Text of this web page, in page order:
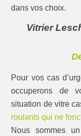
dans vos choix.
Vitrier
Pour vos cas
occuperons de
situation de vitre
roulants qui ne
Nous sommes